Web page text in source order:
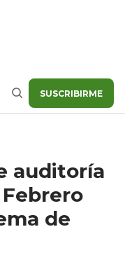
Buscar SUSCRIBIRME
auditoría
de